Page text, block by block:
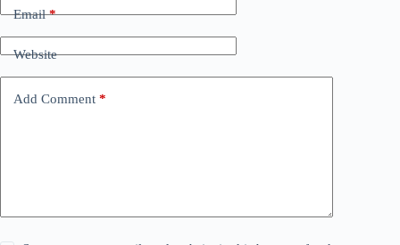
Email*
Website
Add Comment *